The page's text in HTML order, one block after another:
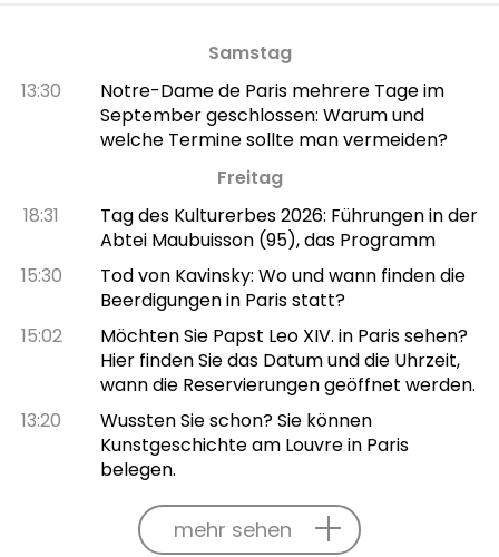
Samstag
13:30
Notre-Dame de Paris mehrere Tage im
September geschlossen: Warum und
welche Termine sollte man vermeiden?
Freitag
18:31
Tag des Kulturerbes 2026: Führungen in der
Abtei Maubuisson (95), das Programm
15:30
Tod von Kavinsky: Wo und wann finden die
Beerdigungen in Paris statt?
15:02
Möchten Sie Papst Leo XIV. in Paris sehen?
Hier finden Sie das Datum und die Uhrzeit,
wann die Reservierungen geöffnet werden.
13:20
Wussten Sie schon? Sie können
Kunstgeschichte am Louvre in Paris
belegen.
mehr sehen